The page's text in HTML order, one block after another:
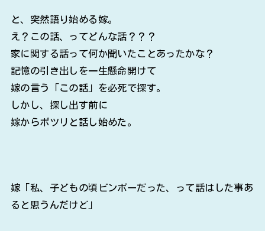
と、突然語り始める嫁。
え？この話、ってどんな話？？？
家に関する話って何か聞いたことあったかな？
記憶の引き出しを一生懸命開けて
嫁の言う「この話」を必死で探す。
しかし、探し出す前に
嫁からポツリと話し始めた。
嫁「私、子どもの頃ビンボーだった、って話はした事あ
ると思うんだけど」